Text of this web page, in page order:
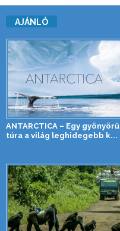
AJÁNLÓ
ANTARCTICA – Egy gyönyörű
túra a világ leghidegebb k...